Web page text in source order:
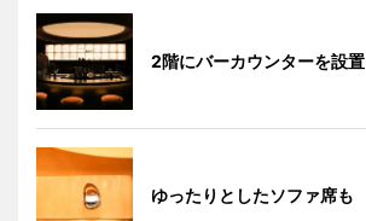
2階にバーカウンターを設置
ゆったりとしたソファ席も